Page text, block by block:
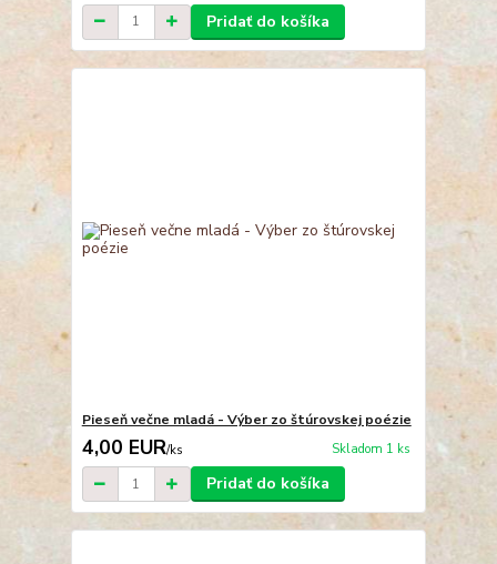
Pridať do košíka
Pieseň večne mladá - Výber zo štúrovskej poézie
4,00 EUR/ks Skladom 1 ks
Pridať do košíka